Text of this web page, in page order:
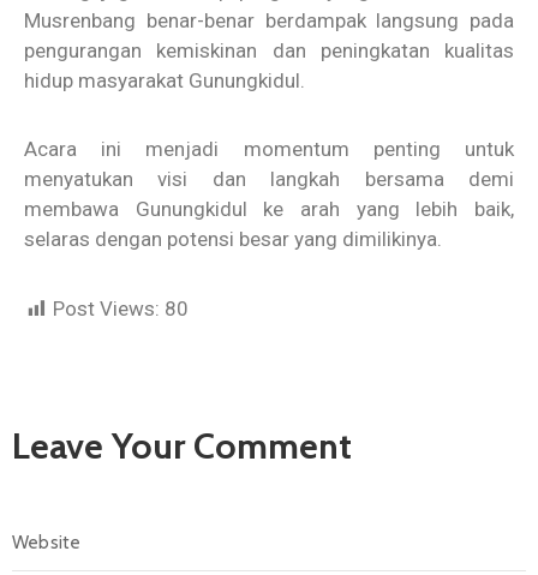
Musrenbang benar-benar berdampak langsung pada
pengurangan kemiskinan dan peningkatan kualitas
hidup masyarakat Gunungkidul.
Acara ini menjadi momentum penting untuk
menyatukan visi dan langkah bersama demi
membawa Gunungkidul ke arah yang lebih baik,
selaras dengan potensi besar yang dimilikinya.
Post Views: 80
Leave Your Comment